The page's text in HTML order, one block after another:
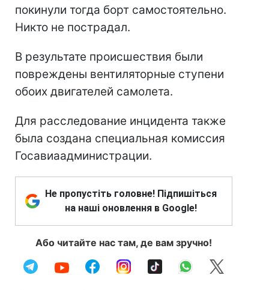
покинули тогда борт самостоятельно.
Никто не пострадал.
В результате происшествия были
повреждены вентиляторные ступени
обоих двигателей самолета.
Для расследование инцидента также
была создана специальная комиссия
Госавиаадминистрации.
Не пропустіть головне! Підпишіться
на наші оновлення в Google!
Або читайте нас там, де вам зручно!